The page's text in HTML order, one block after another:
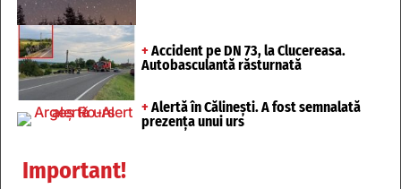
+ Accident pe DN 73, la Clucereasa.
Autobasculantă răsturnată
+ Alertă în Călinești. A fost semnalată
prezența unui urs
Important!